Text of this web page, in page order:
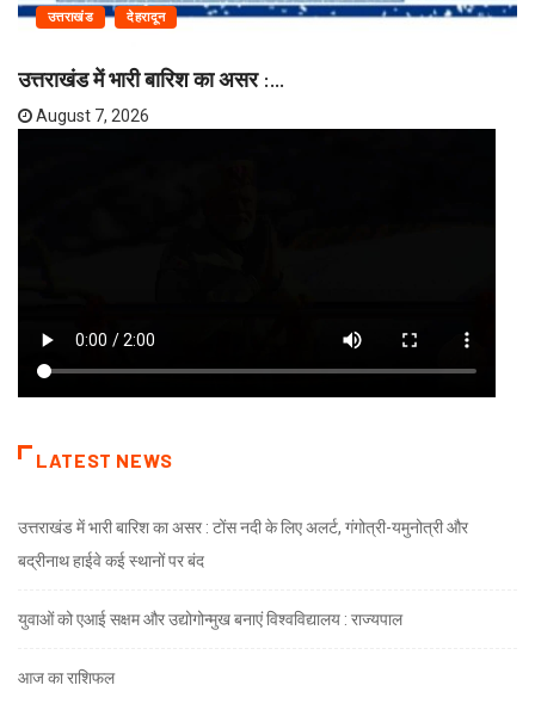
उत्तराखंड देहरादून
उत्तराखंड में भारी बारिश का असर :...
August 7, 2026
LATEST NEWS
उत्तराखंड में भारी बारिश का असर : टोंस नदी के लिए अलर्ट, गंगोत्री-यमुनोत्री और
बद्रीनाथ हाईवे कई स्थानों पर बंद
युवाओं को एआई सक्षम और उद्योगोन्मुख बनाएं विश्वविद्यालय : राज्यपाल
आज का राशिफल